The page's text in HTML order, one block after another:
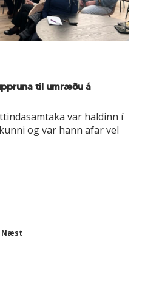
til umræðu á
var haldinn í
og var hann afar vel
Næst